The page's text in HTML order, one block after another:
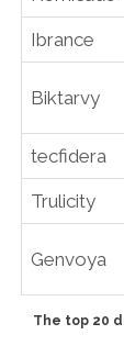
Ibrance
Biktarvy
tecfidera
Trulicity
Genvoya
The top 20